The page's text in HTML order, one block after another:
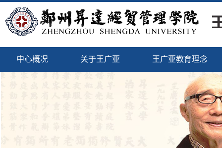
中心概况 关于王广亚 王广亚教育理念